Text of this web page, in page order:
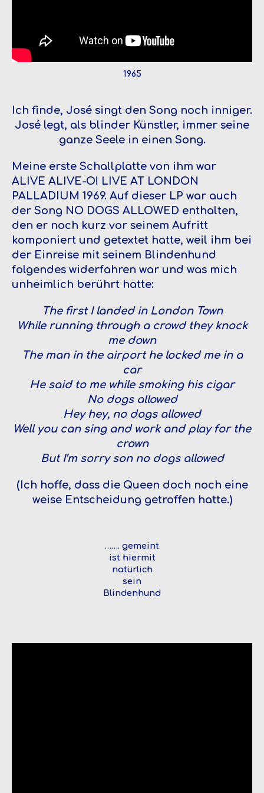
1965
Ich finde, José singt den Song noch inniger.
José legt, als blinder Künstler, immer seine
ganze Seele in einen Song.
Meine erste Schallplatte von ihm war
ALIVE ALIVE-O! LIVE AT LONDON
PALLADIUM 1969. Auf dieser LP war auch
der Song NO DOGS ALLOWED enthalten,
den er noch kurz vor seinem Aufritt
komponiert und getextet hatte, weil ihm bei
der Einreise mit seinem Blindenhund
folgendes widerfahren war und was mich
unheimlich berührt hatte:
The first I landed in London Town
While running through a crowd they knock
me down
The man in the airport he locked me in a
car
He said to me while smoking his cigar
No dogs allowed
Hey hey, no dogs allowed
Well you can sing and work and play for the
crown
But I’m sorry son no dogs allowed
(Ich hoffe, dass die Queen doch noch eine
weise Entscheidung getroffen hatte.)
……. gemeint
ist hiermit
natürlich
sein
Blindenhund